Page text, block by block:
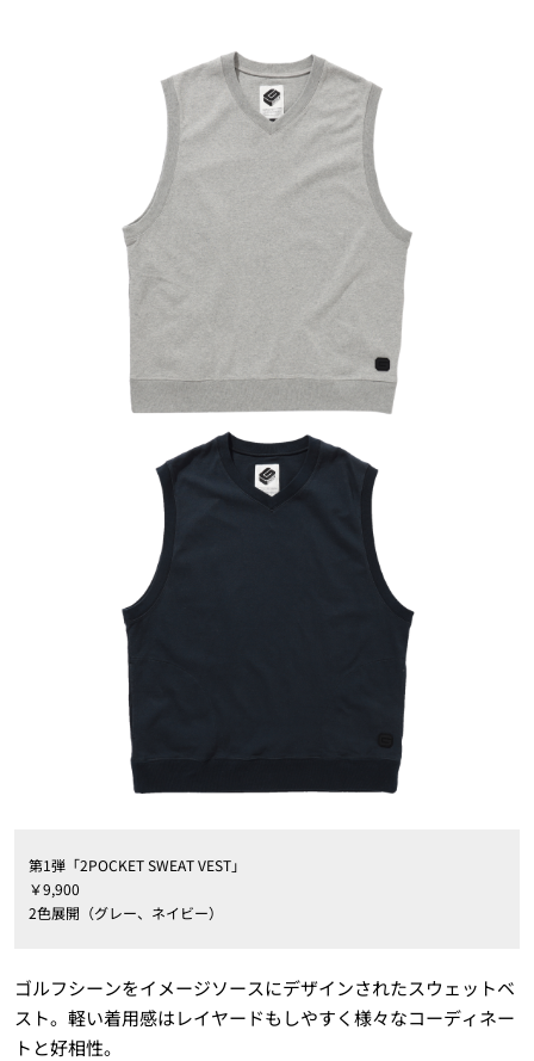
第1弾「2POCKET SWEAT VEST」
￥9,900
2色展開（グレー、ネイビー）
ゴルフシーンをイメージソースにデザインされたスウェットベ
スト。軽い着用感はレイヤードもしやすく様々なコーディネー
トと好相性。